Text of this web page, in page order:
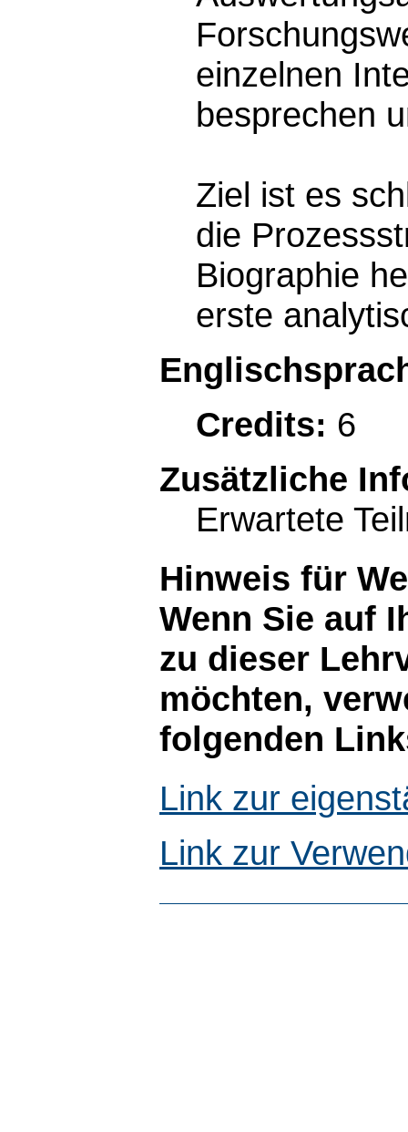
einzelnen
besprechen
Ziel ist es
die
Biographie
erste
Credits: 6
Zusätzliche
Erwartete
Hinweis für
Wenn Sie auf
zu dieser
möchten,
folgenden
Link zur
Link zur